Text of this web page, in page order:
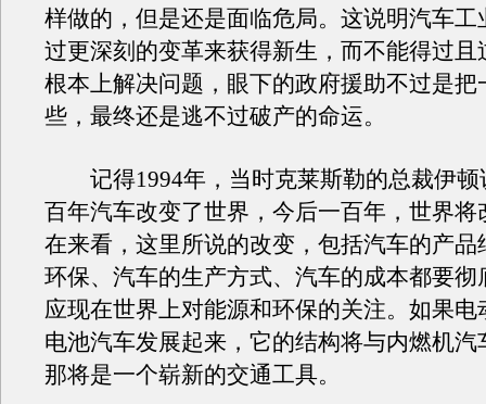
样做的，但是还是面临危局。这说明汽车工
过更深刻的变革来获得新生，而不能得过且
根本上解决问题，眼下的政府援助不过是把
些，最终还是逃不过破产的命运。
记得1994年，当时克莱斯勒的总裁伊顿
百年汽车改变了世界，今后一百年，世界将
在来看，这里所说的改变，包括汽车的产品
环保、汽车的生产方式、汽车的成本都要彻
应现在世界上对能源和环保的关注。如果电
电池汽车发展起来，它的结构将与内燃机汽
那将是一个崭新的交通工具。